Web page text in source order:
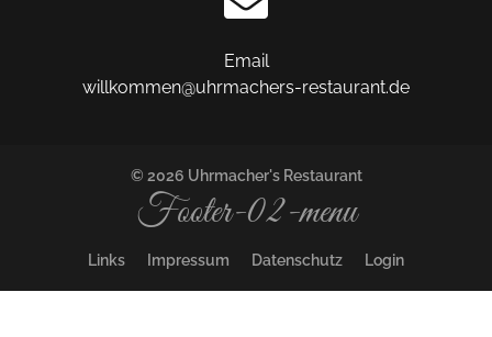
Email
willkommen@uhrmachers-restaurant.de
© 2026 Uhrmacher's Restaurant
Footer-02-menu
Links Impressum Datenschutz Login